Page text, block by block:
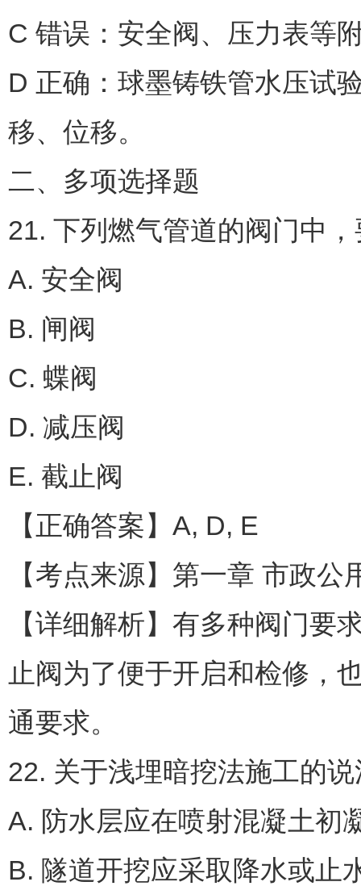
C 错误：安全阀、压力表等
D 正确：球墨铸铁管水压试
移、位移。
二、多项选择题
21. 下列燃气管道的阀门中
A. 安全阀
B. 闸阀
C. 蝶阀
D. 减压阀
E. 截止阀
【正确答案】A, D, E
【考点来源】第一章 市政
【详细解析】有多种阀门要
止阀为了便于开启和检修，
通要求。
22. 关于浅埋暗挖法施工的
A. 防水层应在喷射混凝土初
B. 隧道开挖应采取降水或止